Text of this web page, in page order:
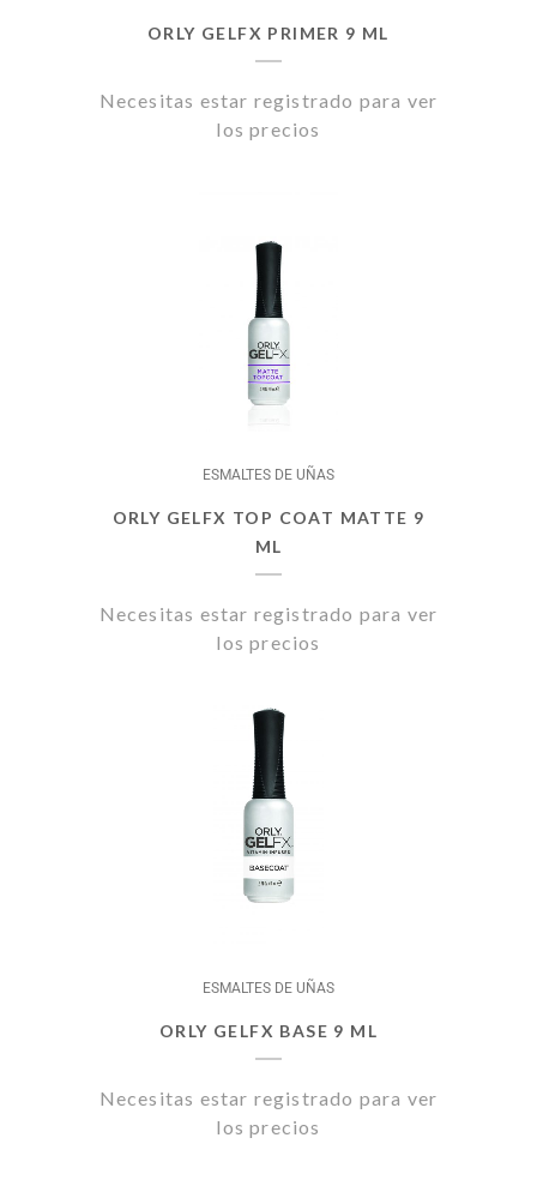
ORLY GELFX PRIMER 9 ML
Necesitas estar registrado para ver
los precios
ESMALTES DE UÑAS
ORLY GELFX TOP COAT MATTE 9
ML
Necesitas estar registrado para ver
los precios
ESMALTES DE UÑAS
ORLY GELFX BASE 9 ML
Necesitas estar registrado para ver
los precios